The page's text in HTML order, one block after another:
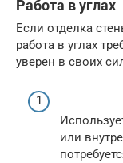
Работа в углах
Если отделка
работа в углах
уверен в своих
или